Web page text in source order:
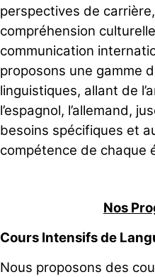
perspectives de
compréhension
communication
proposons une gamme
linguistiques, allant de
l’espagnol, l’allemand,
besoins spécifiques et
compétence de chaque
Nos
Cours Intensifs de
Nous proposons des